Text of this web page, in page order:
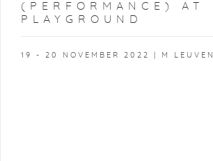
(PERFORMANCE) AT
PLAYGROUND
19 - 20 NOVEMBER 2022 | M LEUVEN